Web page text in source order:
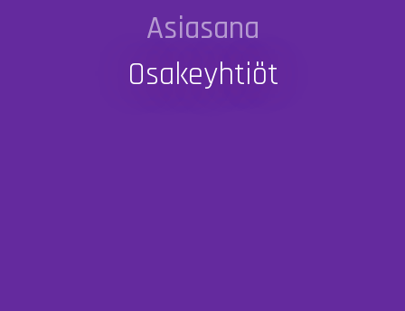
Asiasana
Osakeyhtiöt